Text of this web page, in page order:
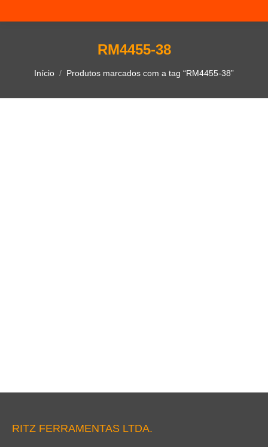
RM4455-38
Você está aqui:
Início Produtos marcados com a tag “RM4455-38”
RITZ FERRAMENTAS LTDA.